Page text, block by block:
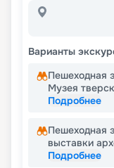
Варианты
Пешеходная
Музея
Подробнее
Пешеходная
выставки
Подробнее